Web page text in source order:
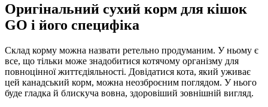
Оригінальний сухий корм для кішок
GO і його специфіка
Склад корму можна назвати ретельно продуманим. У ньому є
все, що тільки може знадобитися котячому організму для
повноцінної життєдіяльності. Довідатися кота, який уживає
цей канадський корм, можна неозброєним поглядом. У нього
буде гладка й блискуча вовна, здоровіший зовнішній вигляд.